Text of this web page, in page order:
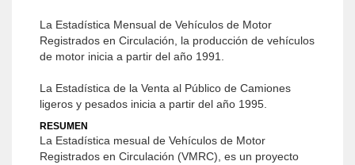
La Estadística Mensual de Vehículos de Motor
Registrados en Circulación, la producción de vehículos
de motor inicia a partir del año 1991.
La Estadística de la Venta al Público de Camiones
ligeros y pesados inicia a partir del año 1995.
RESUMEN
La Estadística mesual de Vehículos de Motor
Registrados en Circulación (VMRC), es un proyecto